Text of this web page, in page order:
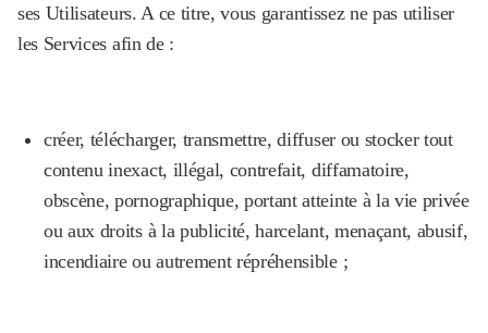
ses Utilisateurs. A ce titre, vous garantissez ne pas utiliser
les Services afin de :
créer, télécharger, transmettre, diffuser ou stocker tout
contenu inexact, illégal, contrefait, diffamatoire,
obscène, pornographique, portant atteinte à la vie privée
ou aux droits à la publicité, harcelant, menaçant, abusif,
incendiaire ou autrement répréhensible ;